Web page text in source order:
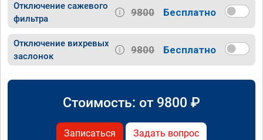
Отключение сажевого
фильтра
9800 Бесплатно
Отключение вихревых
заслонок
9800 Бесплатно
Стоимость: от 9800 ₽
Записаться Задать вопрос